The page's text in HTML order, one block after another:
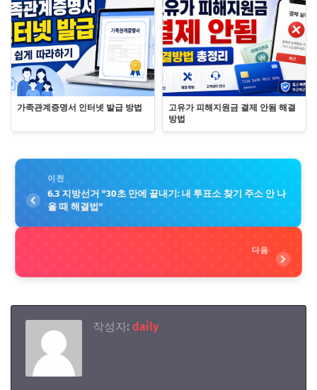
가족관계증명서 인터넷 발급 방법
고유가 피해지원금 결제 안됨 해결
방법
이전
6.3 지방선거 "30초 만에 끝내기: 내 투표소 찾기 주소 안 나
올 때 해결법"
다음
작성자: daily